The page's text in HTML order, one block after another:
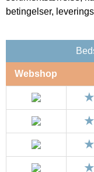
betingelser,
Webshop